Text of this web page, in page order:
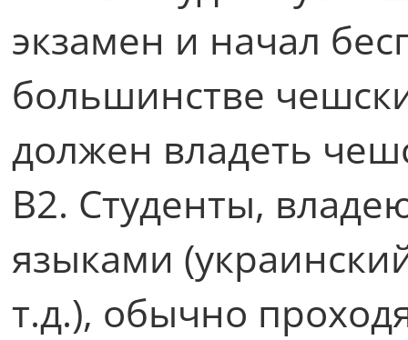
экзамен и начал
большинстве
должен владеть
В2. Студенты,
языками
т.д.), обычно